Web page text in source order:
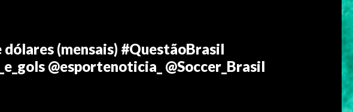
dólares (mensais) #QuestãoBrasil
@esportenoticia_ @Soccer_Brasil